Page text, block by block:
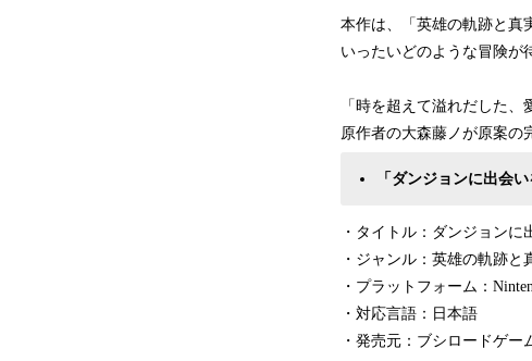
本作は、「英雄の軌跡と真
いったいどのような冒険が
「時を超えて溢れだした
原作者の大森藤ノが原案の
「ダンジョンに出会
・タイトル：ダンジョン
・ジャンル：英雄の軌跡と
・プラットフォーム：
・対応言語：日本語
・発売元：ブシロードゲー